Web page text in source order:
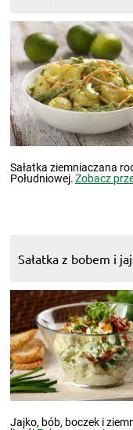
Sałatka ziemniaczana
Południowej.Zobacz
Sałatka z bobem i
Jajko, bób, boczek i